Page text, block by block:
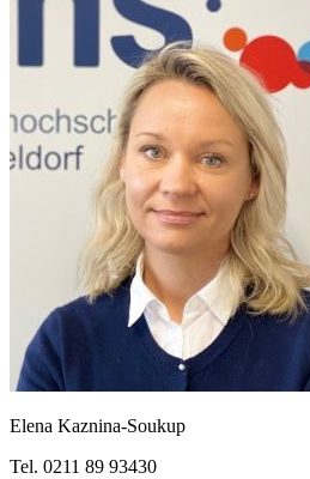
Elena Kaznina-Soukup
Tel. 0211 89 93430